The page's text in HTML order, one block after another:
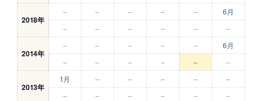
2018年
– – – – –
6月
–
– – – – –
2014年
– – – – –
6月
–
– – – – –
2013年
1月 – – – –
–
–
– – – – –